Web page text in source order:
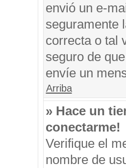
envió un e-
seguramente
correcta o tal
seguro de
envíe un
Arriba
» Hace un
conectarme!
Verifique el
nombre de